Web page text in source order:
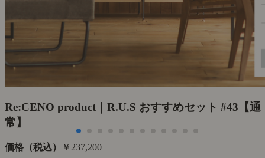
Re:CENO product｜R.U.S おすすめセット #43【通
常】
価格（税込） ￥237,200